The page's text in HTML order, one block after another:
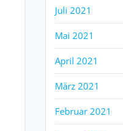
Juli 2021
Mai 2021
April 2021
März 2021
Februar 2021